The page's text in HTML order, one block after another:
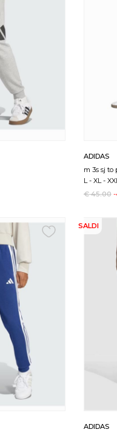
ADIDAS
m 3s sj to
L -XL -XXL
€ 45.00 -
SALDI
ADIDAS